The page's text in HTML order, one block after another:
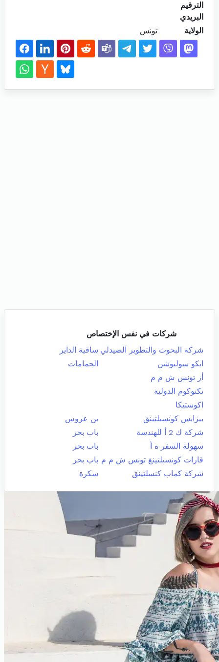
الترقيم
البريدي
الولاية
تونس
شركات في نفس الإختصاص
شركة البحوث والتطوير الصيدلي ساقية الداير
ايكو سوليوشن
الحمامات
أز تونس ش م م
تكنوكوم الدولية
اكوستيكا
بيزايس كونسيلتينق
بن عروس
شركة ك 2 أ للهندسة
باب بحر
سهولة السفر ه أ
باب بحر
قارات كونسيلتينغ تونس ش م م باب بحر
شركة كماب كنسلتينق
سكرة